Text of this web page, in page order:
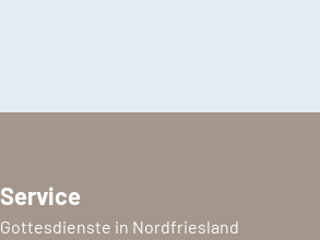
Service
Gottesdienste in Nordfriesland